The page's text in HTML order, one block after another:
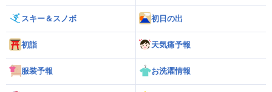
スキー＆スノボ 初日の出
初詣 天気痛予報
服装予報 お洗濯情報